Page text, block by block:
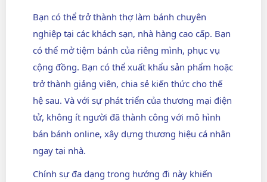
Bạn có thể trở thành thợ làm bánh chuyên
nghiệp tại các khách sạn, nhà hàng cao cấp. Bạn
có thể mở tiệm bánh của riêng mình, phục vụ
cộng đồng. Bạn có thể xuất khẩu sản phẩm hoặc
trở thành giảng viên, chia sẻ kiến thức cho thế
hệ sau. Và với sự phát triển của thương mại điện
tử, không ít người đã thành công với mô hình
bán bánh online, xây dựng thương hiệu cá nhân
ngay tại nhà.
Chính sự đa dạng trong hướng đi này khiến